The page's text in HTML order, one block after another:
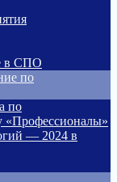
в СПО
по
по
«Профессионалы»
— 2024 в